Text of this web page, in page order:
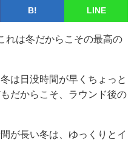
B! LINE
れは冬だからこその最高の
は日没時間が早くちょっと
だからこそ、ラウンド後の
が長い冬は、ゆっくりとイ